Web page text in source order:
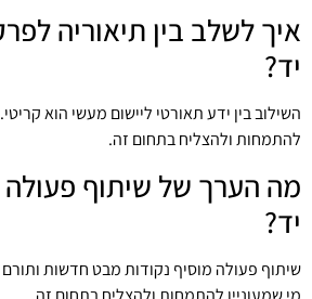
איך לשלב בין תיאוריה
יד?
השילוב בין ידע תאורטי ליישום מעשי הוא
להתמחות ולהצליח בתחום זה.
מה הערך של שיתוף
יד?
שיתוף פעולה מוסיף נקודות מבט חדשות